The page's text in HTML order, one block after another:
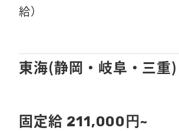
給）
東海(静岡・岐阜・三重)
固定給 211,000円~